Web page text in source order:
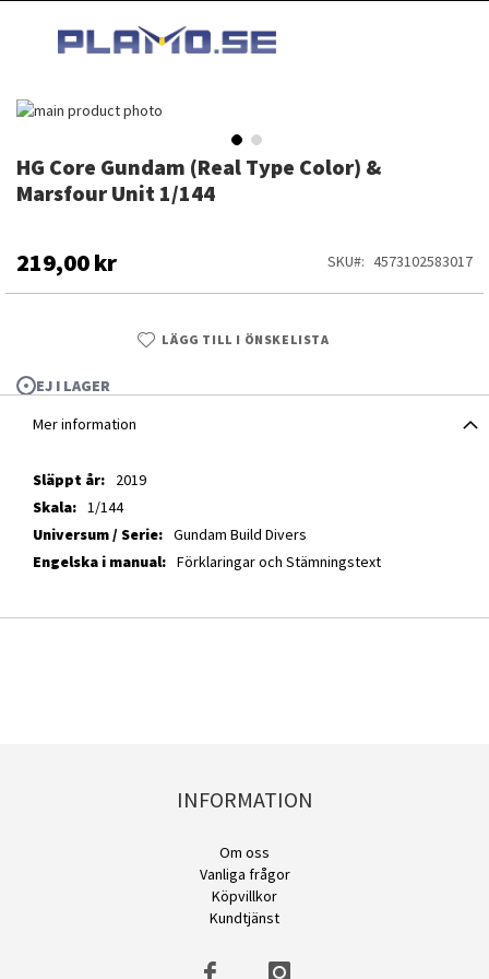
INNEHÅLLET
HG Core Gundam (Real Type Color) &
Marsfour Unit 1/144
219,00 kr SKU 4573102583017
LÄGG TILL I ÖNSKELISTA
EJ I LAGER
Hoppa
av
bildgalleriet
HG Core Gundam (Real Type Color) & Marsfour Unit 1/144
Hoppa
till
början
bildgalleriet
Mer information
Mer
information
2019
1/144
Gundam Build Divers
Förklaringar och Stämningstext
INFORMATION
Om oss
Vanliga frågor
Köpvillkor
Kundtjänst